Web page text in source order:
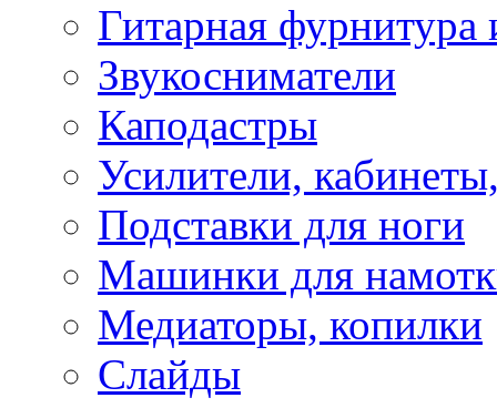
Гитарная фурнитура
Звукосниматели
Каподастры
Усилители,
Подставки для ноги
Машинки для
Медиаторы, копилки
Слайды